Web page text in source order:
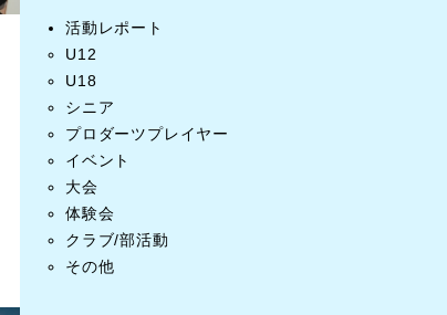
活動レポート
U12
U18
シニア
プロダーツプレイヤー
イベント
大会
体験会
クラブ/部活動
その他